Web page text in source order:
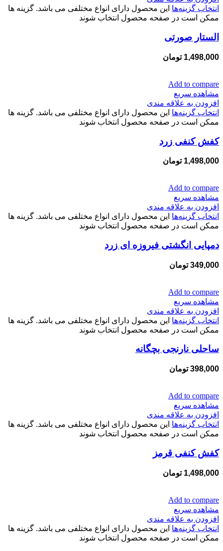
انتخاب گزینه‌ها این محصول دارای انواع مختلفی می باشد. گزینه ها
ممکن است در صفحه محصول انتخاب شوند
الستار صورتی
1,498,000 تومان
Add to compare
مشاهده سریع
افزودن به علاقه مندی
انتخاب گزینه‌ها این محصول دارای انواع مختلفی می باشد. گزینه ها
ممکن است در صفحه محصول انتخاب شوند
کفش کنفی زرد
1,498,000 تومان
Add to compare
مشاهده سریع
افزودن به علاقه مندی
انتخاب گزینه‌ها این محصول دارای انواع مختلفی می باشد. گزینه ها
ممکن است در صفحه محصول انتخاب شوند
دمپایی انگشتی فیروزه ای زرد
349,000 تومان
Add to compare
مشاهده سریع
افزودن به علاقه مندی
انتخاب گزینه‌ها این محصول دارای انواع مختلفی می باشد. گزینه ها
ممکن است در صفحه محصول انتخاب شوند
ساحلی نارنجی بچگانه
398,000 تومان
Add to compare
مشاهده سریع
افزودن به علاقه مندی
انتخاب گزینه‌ها این محصول دارای انواع مختلفی می باشد. گزینه ها
ممکن است در صفحه محصول انتخاب شوند
کفش کنفی قرمز
1,498,000 تومان
Add to compare
مشاهده سریع
افزودن به علاقه مندی
انتخاب گزینه‌ها این محصول دارای انواع مختلفی می باشد. گزینه ها
ممکن است در صفحه محصول انتخاب شوند